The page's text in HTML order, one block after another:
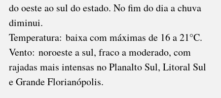
do oeste ao sul do estado. No fim do dia a chuva
diminui.
Temperatura: baixa com máximas de 16 a 21°C.
Vento: noroeste a sul, fraco a moderado, com
rajadas mais intensas no Planalto Sul, Litoral Sul
e Grande Florianópolis.